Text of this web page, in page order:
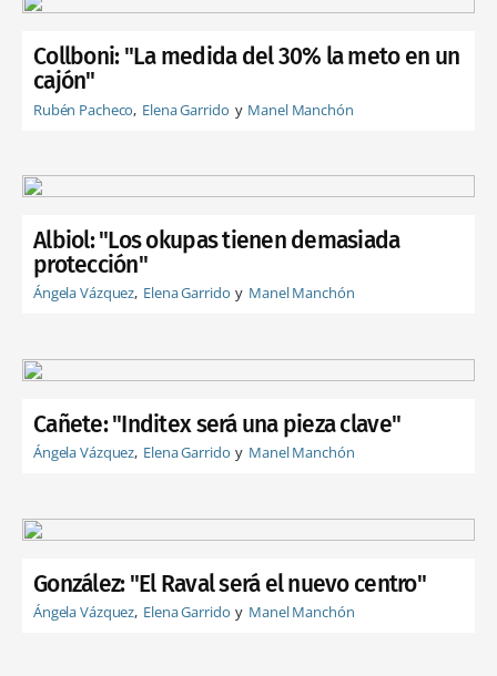
Collboni: "La medida del 30% la meto en un
cajón"
Rubén Pacheco Elena Garrido Manel Manchón
Albiol: "Los okupas tienen demasiada
protección"
Ángela Vázquez Elena Garrido Manel Manchón
Cañete: "Inditex será una pieza clave"
Ángela Vázquez Elena Garrido Manel Manchón
González: "El Raval será el nuevo centro"
Ángela Vázquez Elena Garrido Manel Manchón